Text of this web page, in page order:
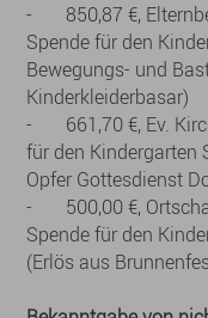
- 850,87 €,
Spende für den
Bewegungs- und
Kinderkleiderbasar)
- 661,70 €, Ev.
für den Kindergarten
Opfer Gottesdienst
- 500,00 €,
Spende für den
(Erlös aus